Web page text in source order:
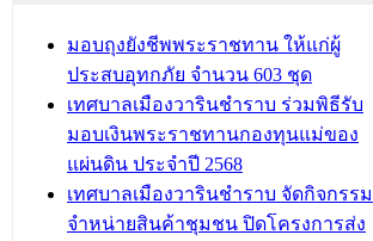
บทความ อื่นๆ ...
เทศบาลเมืองวารินชำราบ ร่วมการ
ประชุมวิชาการระดับนานาชาติและ
นิทรรศการด้านนวัตกรรมท้องถิ่น 2568
และรับรางวัลทีมนักวิจัยดีเด่นจาก
นวัตกรรมโครงการทะเบียนภาษีป้าย
ประชุมผู้เช่าอาคารพาณิชย์ บริเวณ
ถนนเกษมสุขและถนนประทุมเทพภักดี
มอบถุงยังชีพพระราชทาน ให้แก่ผู้
ประสบอุทกภัย จำนวน 603 ชุด
เทศบาลเมืองวารินชำราบ ร่วมพิธีรับ
มอบเงินพระราชทานกองทุนแม่ของ
แผ่นดิน ประจำปี 2568
เทศบาลเมืองวารินชำราบ จัดกิจกรรม
จำหน่ายสินค้าชุมชน ปิดโครงการส่ง